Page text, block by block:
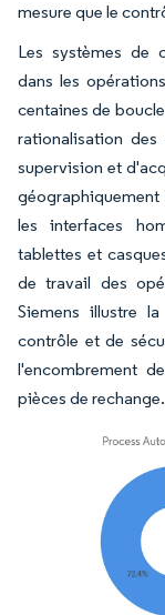
mesure que le
Les systèmes de
dans les
centaines de
rationalisation
supervision et
géographiquement
les interfaces
tablettes et
de travail des
Siemens illustre
contrôle et de
l'encombrement
pièces de rechange.